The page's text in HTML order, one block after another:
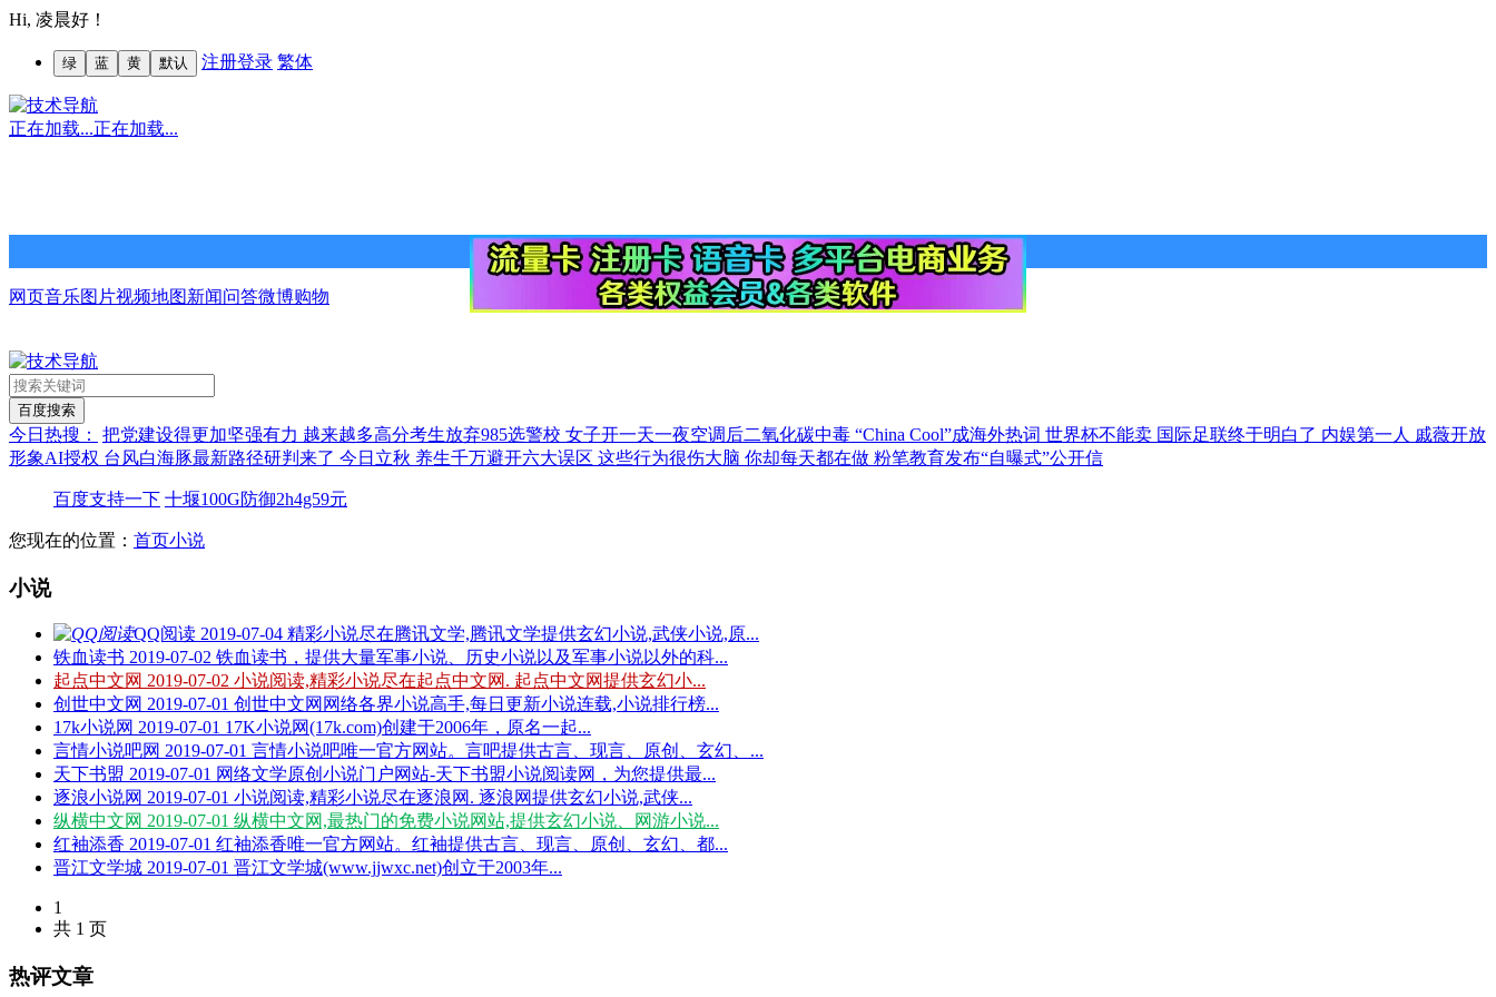
Hi, 凌晨好！
绿 蓝 黄 默认 注册登录 繁体
正在加载...正在加载...
网页音乐图片视频地图新闻问答微博购物
今日热搜： 把党建设得更加坚强有力 越来越多高分考生放弃985选警校 女子开一天一夜空调后二氧化碳中毒 “China Cool”成海外热词 世界杯不能卖 国际足联终于明白了 内娱第一人 戚薇开放
形象AI授权 台风白海豚最新路径研判来了 今日立秋 养生千万避开六大误区 这些行为很伤大脑 你却每天都在做 粉笔教育发布“自曝式”公开信
百度支持一下 十堰100G防御2h4g59元
您现在的位置： 首页小说
小说
QQ阅读 2019-07-04 精彩小说尽在腾讯文学,腾讯文学提供玄幻小说,武侠小说,原...
铁血读书 2019-07-02 铁血读书，提供大量军事小说、历史小说以及军事小说以外的科...
起点中文网 2019-07-02 小说阅读,精彩小说尽在起点中文网. 起点中文网提供玄幻小...
创世中文网 2019-07-01 创世中文网网络各界小说高手,每日更新小说连载,小说排行榜...
17k小说网 2019-07-01 17K小说网(17k.com)创建于2006年，原名一起...
言情小说吧网 2019-07-01 言情小说吧唯一官方网站。言吧提供古言、现言、原创、玄幻、...
天下书盟 2019-07-01 网络文学原创小说门户网站-天下书盟小说阅读网，为您提供最...
逐浪小说网 2019-07-01 小说阅读,精彩小说尽在逐浪网. 逐浪网提供玄幻小说,武侠...
纵横中文网 2019-07-01 纵横中文网,最热门的免费小说网站,提供玄幻小说、网游小说...
红袖添香 2019-07-01 红袖添香唯一官方网站。红袖提供古言、现言、原创、玄幻、都...
晋江文学城 2019-07-01 晋江文学城(www.jjwxc.net)创立于2003年...
1
共 1 页
热评文章